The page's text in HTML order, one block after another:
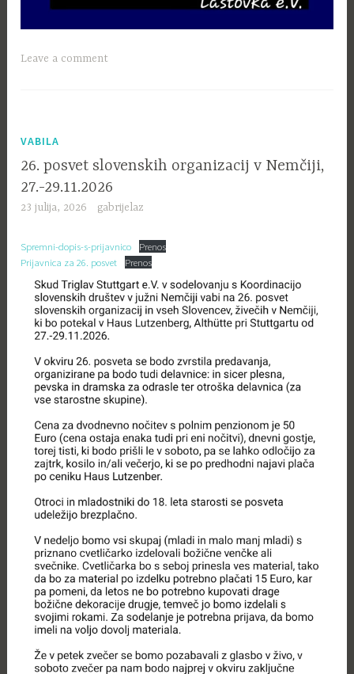
Leave a comment
VABILA
26. posvet slovenskih organizacij v Nemčiji,
27.-29.11.2026
23 julija, 2026 gabrijelaz
Spremni-dopis-s-prijavnico
Prenos
Prijavnica za 26. posvet
Prenos